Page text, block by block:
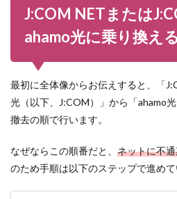
J:COM
NET
光から
ahamo
り換え
る手順
2
J:COM
から
ahamo
り換え
J:COM NETまたは
ahamo光に乗り換え
最初に全体像からお伝えすると、「
光（以下、J:COM）」から「ahamo
撤去の順で行います。
なぜならこの順番だと、 ネットに不
のため手順は以下のステップで進めて